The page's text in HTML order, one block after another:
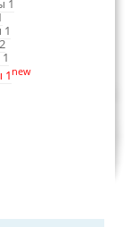
1
1
1new